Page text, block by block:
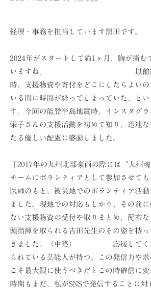
ケ
シ
ョ
ン
（
株
）
経理・事務を担当しています黒田です。
2024年がスタートして約1ヶ月、胸が痛む
いますね。 以前震災が
時、支援物資や寄付をどこにしたらよい
いる間に時間が経ってしまっていた、とい
す。今回の能登半島地震時、インスタグ
栄子さんの支援活動を初めて知り、迅速
たる優しい配慮に感動しました。
「2017年の九州北部豪雨の際には“九州
チームにボランティアとして参加させて
医師のもと、被災地でのボランティア活
ました。現地での対応もしかり、その前
ない支援物資の受付や取りまとめ、配布
頭指揮を取られる吉田先生のその姿を持
きました。（中略） 応援してくだ
られている芸能人が持つ、この発信力や
こそ最大限に使うべきだとこの時確信に
時期もまだ、私がSNSで発信することに対
）